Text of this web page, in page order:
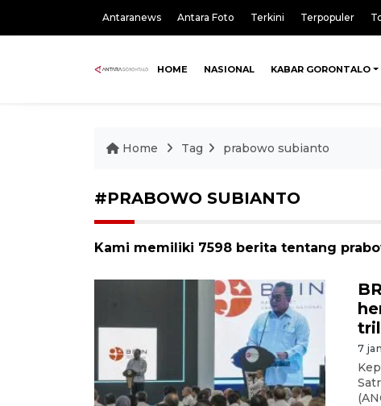
Antaranews Antara Foto Terkini Terpopuler
HOME NASIONAL KABAR GORONTALO
Home Tag prabowo subianto
#PRABOWO SUBIANTO
Kami memiliki 7598 berita tentang
7